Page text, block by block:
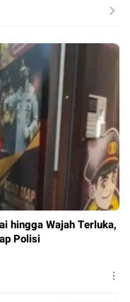
hingga Wajah Terluka,
Polisi